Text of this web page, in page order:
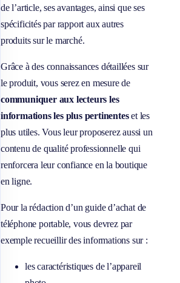
de l’article, ses avantages, ainsi que ses
spécificités par rapport aux autres
produits sur le marché.
Grâce à des connaissances détaillées sur
le produit, vous serez en mesure de
communiquer aux lecteurs les
informations les plus pertinenteset les
plus utiles. Vous leur proposerez aussi un
contenu de qualité professionnelle qui
renforcera leur confiance en la boutique
en ligne.
Pour la rédaction d’un guide d’achat de
téléphone portable, vous devrez par
exemple recueillir des informations sur :
les caractéristiques de l’appareil